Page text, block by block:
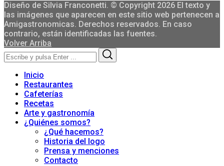
Diseño de Silvia Franconetti. © Copyright 2026 El texto y
las imágenes que aparecen en este sitio web pertenecen a
Amigastronomicas. Derechos reservados. En caso
contrario, están identificadas las fuentes.
Volver Arriba
Search
for:
Inicio
Restaurantes
Cafeterías
Recetas
Arte y gastronomía
¿Quiénes somos?
¿Qué hacemos?
Historia del logo
Prensa y menciones
Contacto